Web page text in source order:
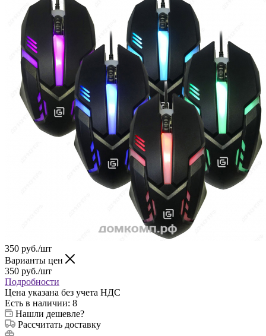
350 руб./шт
Варианты цен
350 руб./шт
Подробности
Цена указана без учета НДС
Есть в наличии: 8
Нашли дешевле?
Рассчитать доставку